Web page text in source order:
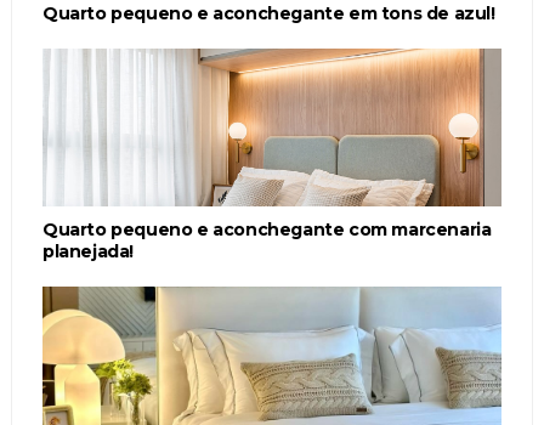
Quarto pequeno e aconchegante em tons de azul!
Quarto pequeno e aconchegante com marcenaria
planejada!